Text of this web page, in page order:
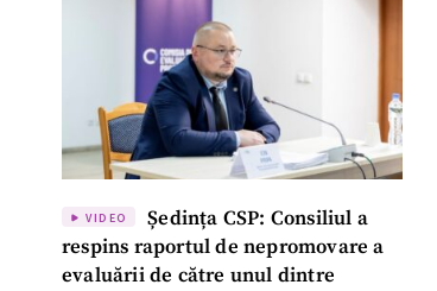
VIDEO
Ședința CSP: Consiliul a
respins raportul de nepromovare a
evaluării de către unul dintre